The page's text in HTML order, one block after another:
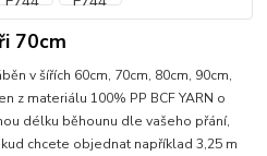
70cm
v šířích 60cm, 70cm, 80cm, 90cm,
z materiálu 100% PP BCF YARN o
délku běhounu dle vašeho přání,
chcete objednat například 3,25 m